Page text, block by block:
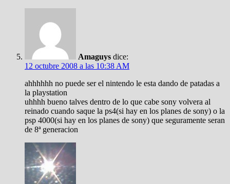
Amaguys dice:
12 octubre 2008 a las 10:38 AM
ahhhhhh no puede ser el nintendo le esta dando de patadas a
la playstation
uhhhh bueno talves dentro de lo que cabe sony volvera al
reinado cuando saque la ps4(si hay en los planes de sony) o la
psp 4000(si hay en los planes de sony) que seguramente seran
de 8ª generacion